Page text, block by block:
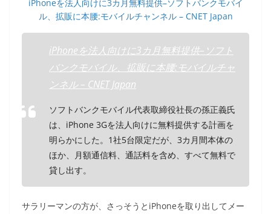
iPhoneを法人向けに3カ月無料提供–ソフトバンクモバイ
ル、拡販に本腰:モバイルチャンネル – CNET Japan
iPhoneを法人向けに3カ月無料提供–ソフト
バンクモバイル、拡販に本腰:モバイルチャ
ンネル – CNET Japan
ソフトバンクモバイル代表取締役社長の孫正義氏
は、iPhone 3Gを法人向けに無料提供する計画を
明らかにした。1社5台限定だが、3カ月間本体の
ほか、月額通信料、通話料を含め、すべて無料で
貸し出す。
サラリーマンの方が、さっそうとiPhoneを取り出してメー